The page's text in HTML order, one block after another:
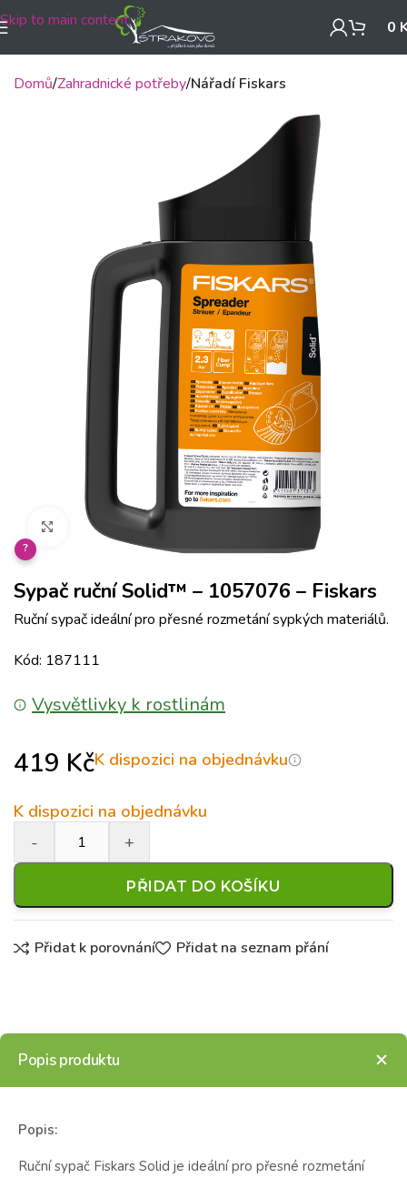
Skip to main content 0
Domů Zahradnické potřeby Nářadí Fiskars
Klikněte pro zvětšení
?
Sypač ruční Solid™ – 1057076 – Fiskars
Ruční sypač ideální pro přesné rozmetání sypkých materiálů.
Kód: 187111
Vysvětlivky k rostlinám
419 KčK dispozici na objednávku
K dispozici na objednávku
PŘIDAT DO KOŠÍKU
Přidat k porovnání Přidat na seznam přání
Popis produktu
Popis:
Ruční sypač Fiskars Solid je ideální pro přesné rozmetání